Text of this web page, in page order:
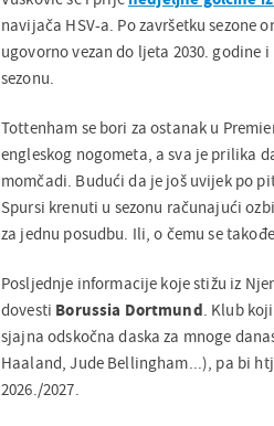
navijača HSV-a. Po završetku sezone
ugovorno vezan do ljeta 2030.
sezonu.
Tottenham se bori za ostanak u
engleskog nogometa, a sva je prilika
momčadi. Budući da je još uvijek po
Spursi krenuti u sezonu računajući
za jednu posudbu. Ili, o čemu se
Posljednje informacije koje stižu iz
dovesti Borussia Dortmund. Klub
sjajna odskočna daska za mnoge
Haaland, Jude Bellingham...), pa bi
2026./2027.